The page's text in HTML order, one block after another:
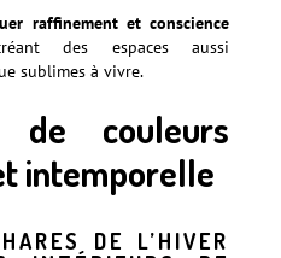
raffinement et conscience
des espaces aussi
sublimes à vivre.
de couleurs
intemporelle
DE L’HIVER